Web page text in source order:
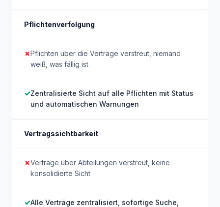
Pflichtenverfolgung
Pflichten über die Verträge verstreut, niemand
weiß, was fällig ist
Zentralisierte Sicht auf alle Pflichten mit Status
und automatischen Warnungen
Vertragssichtbarkeit
Verträge über Abteilungen verstreut, keine
konsolidierte Sicht
Alle Verträge zentralisiert, sofortige Suche,